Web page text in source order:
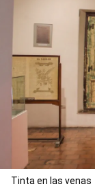
Tinta en las venas